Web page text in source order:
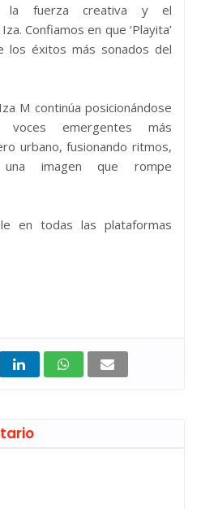
la fuerza creativa y el
Confiamos en que ‘Playita’
los éxitos más sonados del
M continúa posicionándose
emergentes más
urbano, fusionando ritmos,
imagen que rompe
en todas las plataformas